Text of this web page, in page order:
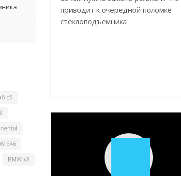
c5
E46
BMW x3
приводит к очередной поломке
стеклоподъемника
Play